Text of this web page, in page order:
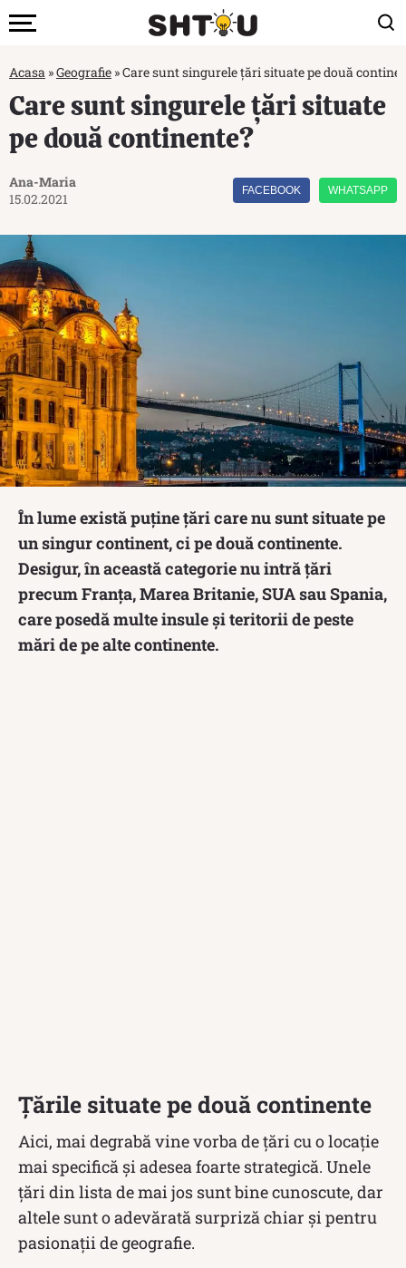
Acasa »Geografie »Care sunt singurele țări situate pe două
Care sunt singurele țări situate
pe două continente?
Ana-Maria
15.02.2021
FACEBOOK WHATSAPP
În lume există puține țări care nu sunt situate pe
un singur continent, ci pe două continente.
Desigur, în această categorie nu intră țări
precum Franța, Marea Britanie, SUA sau Spania,
care posedă multe insule și teritorii de peste
mări de pe alte continente.
Țările situate pe două continente
Aici, mai degrabă vine vorba de țări cu o locație
mai specifică și adesea foarte strategică. Unele
țări din lista de mai jos sunt bine cunoscute, dar
altele sunt o adevărată surpriză chiar și pentru
pasionații de geografie.